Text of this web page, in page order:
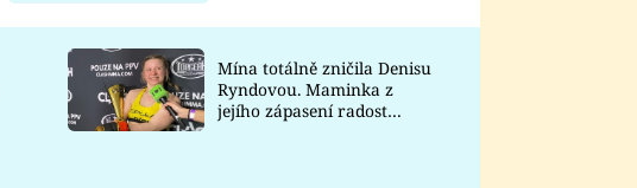
Prima Lajk
Sledujte nás
Mína totálně zničila Denisu
Ryndovou. Maminka z
jejího zápasení radost